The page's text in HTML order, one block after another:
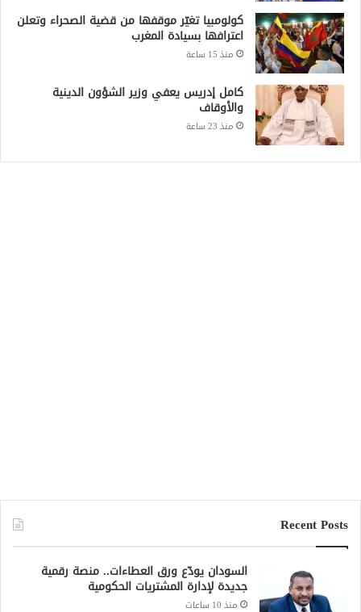
كولومبيا تغيّر موقفها من قضية الصحراء وتعلن
اعترافها بسيادة المغرب
منذ 15 ساعة
كامل إدريس يعفي وزير الشؤون الدينية
والأوقاف
منذ 23 ساعة
Recent Posts
السودان يودّع ورق العطاءات.. منصة رقمية
جديدة لإدارة المشتريات الحكومية
منذ 10 ساعات